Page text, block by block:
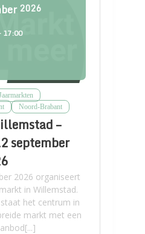
2026
17:00
Noord-Brabant
–
september
2026 organiseert
in Willemstad.
het centrum in
markt met een